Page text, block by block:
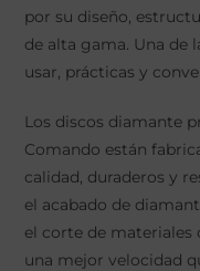
por su diseño,
de alta gama. Una de
usar, prácticas y
Los discos diamante
Comando están
calidad, duraderos y
el acabado de
el corte de materiales
una mejor velocidad